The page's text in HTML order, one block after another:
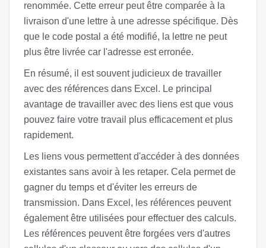
renommée. Cette erreur peut être comparée à la
livraison d'une lettre à une adresse spécifique. Dès
que le code postal a été modifié, la lettre ne peut
plus être livrée car l'adresse est erronée.
En résumé, il est souvent judicieux de travailler
avec des références dans Excel. Le principal
avantage de travailler avec des liens est que vous
pouvez faire votre travail plus efficacement et plus
rapidement.
Les liens vous permettent d'accéder à des données
existantes sans avoir à les retaper. Cela permet de
gagner du temps et d'éviter les erreurs de
transmission. Dans Excel, les références peuvent
également être utilisées pour effectuer des calculs.
Les références peuvent être forgées vers d'autres